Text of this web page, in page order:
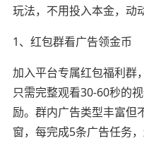
玩法，不用投入本金，动
1、红包群看广告领金币
加入平台专属红包福利群
只需完整观看30-60秒的
励。群内广告类型丰富但
窗，每完成5条广告任务